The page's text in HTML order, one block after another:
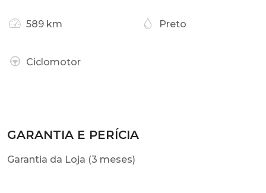
589 km Preto
Ciclomotor
GARANTIA E PERÍCIA
Garantia da Loja (3 meses)